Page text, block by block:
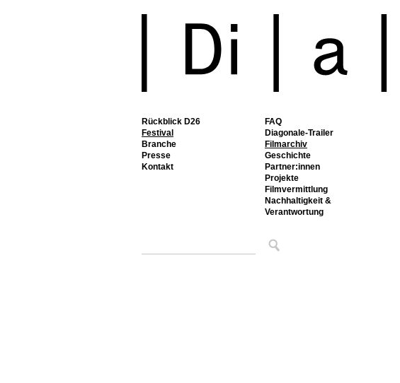
Rückblick D26
Festival
FAQ
Diagonale-Trailer
Filmarchiv
Geschichte
Partner:innen
Projekte
Filmvermittlung
Nachhaltigkeit &
Verantwortung
Branche
Presse
Kontakt